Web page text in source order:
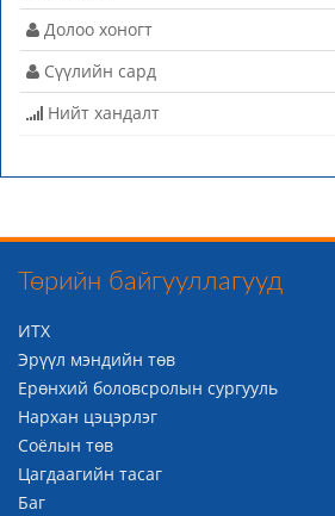
Долоо хоногт
Сүүлийн сард
Нийт хандалт
Төрийн байгууллагууд
ИТХ
Эрүүл мэндийн төв
Ерөнхий боловсролын сургууль
Нархан цэцэрлэг
Соёлын төв
Цагдаагийн тасаг
Баг